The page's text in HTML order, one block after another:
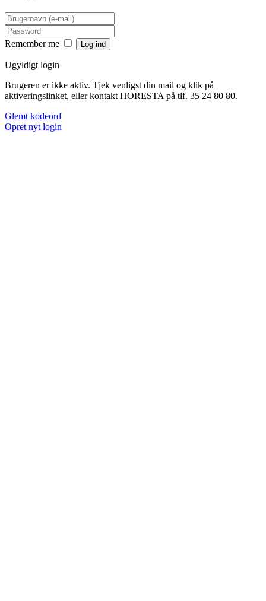
Remember me
Ugyldigt login
Brugeren er ikke aktiv. Tjek venligst din mail og klik på
aktiveringslinket, eller kontakt HORESTA på tlf. 35 24 80 80.
Glemt kodeord
Opret nyt login